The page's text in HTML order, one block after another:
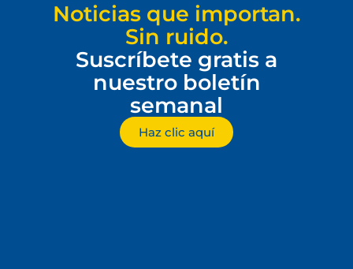
Noticias que importan.
Sin ruido.
Suscríbete gratis a
nuestro boletín
semanal
Haz clic aquí